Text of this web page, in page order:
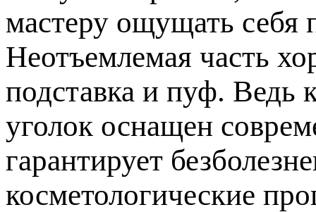
мастеру ощущать себя
Неотъемлемая часть
подставка и пуф. Ведь
уголок оснащен
гарантирует
косметологические